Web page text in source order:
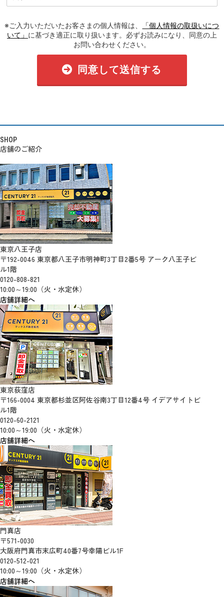
※ご入力いただいたお客さまの個人情報は、
「個人情報の取扱いにつ
いて」 に基づき適正に取り扱います。必ずお読みになり、同意の上
お問い合わせください。
同意して送信する
SHOP
店舗のご紹介
東京八王子店
〒192-0046 東京都八王子市明神町3丁目2番5号 アーク八王子ビ
ル1階
0120-808-821
10:00～19:00（火・水定休）
店舗詳細へ
東京荻窪店
〒166-0004 東京都杉並区阿佐谷南3丁目12番4号 イデアサイトビ
ル1階
0120-60-2121
10:00～19:00（火・水定休）
店舗詳細へ
門真店
〒571-0030
大阪府門真市末広町40番7号幸陽ビル1F
0120-512-021
10:00～19:00（火・水定休）
店舗詳細へ